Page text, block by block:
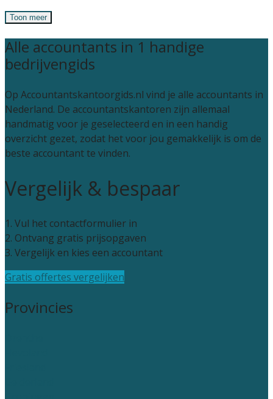
Toon meer
Alle accountants in 1 handige
bedrijvengids
Op Accountantskantoorgids.nl vind je alle accountants in
Nederland. De accountantskantoren zijn allemaal
handmatig voor je geselecteerd en in een handig
overzicht gezet, zodat het voor jou gemakkelijk is om de
beste accountant te vinden.
Vergelijk & bespaar
1. Vul het contactformulier in
2. Ontvang gratis prijsopgaven
3. Vergelijk en kies een accountant
Gratis offertes vergelijken
Provincies